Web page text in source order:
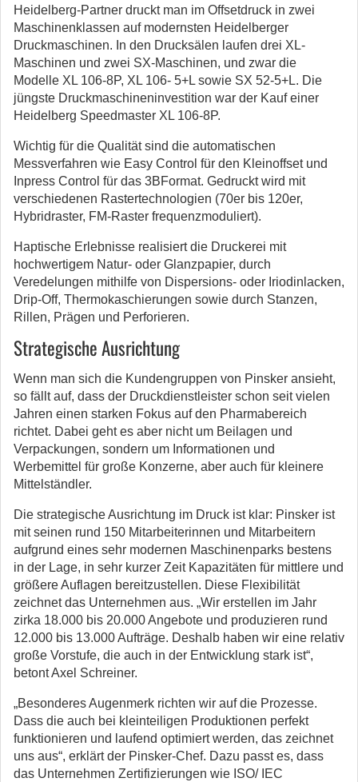
Heidelberg-Partner druckt man im Offsetdruck in zwei
Maschinenklassen auf modernsten Heidelberger
Druckmaschinen. In den Drucksälen laufen drei XL-
Maschinen und zwei SX-Maschinen, und zwar die
Modelle XL 106-8P, XL 106- 5+L sowie SX 52-5+L. Die
jüngste Druckmaschineninvestition war der Kauf einer
Heidelberg Speedmaster XL 106-8P.
Wichtig für die Qualität sind die automatischen
Messverfahren wie Easy Control für den Kleinoffset und
Inpress Control für das 3BFormat. Gedruckt wird mit
verschiedenen Rastertechnologien (70er bis 120er,
Hybridraster, FM-Raster frequenzmoduliert).
Haptische Erlebnisse realisiert die Druckerei mit
hochwertigem Natur- oder Glanzpapier, durch
Veredelungen mithilfe von Dispersions- oder Iriodinlacken,
Drip-Off, Thermokaschierungen sowie durch Stanzen,
Rillen, Prägen und Perforieren.
Strategische Ausrichtung
Wenn man sich die Kundengruppen von Pinsker ansieht,
so fällt auf, dass der Druckdienstleister schon seit vielen
Jahren einen starken Fokus auf den Pharmabereich
richtet. Dabei geht es aber nicht um Beilagen und
Verpackungen, sondern um Informationen und
Werbemittel für große Konzerne, aber auch für kleinere
Mittelständler.
Die strategische Ausrichtung im Druck ist klar: Pinsker ist
mit seinen rund 150 Mitarbeiterinnen und Mitarbeitern
aufgrund eines sehr modernen Maschinenparks bestens
in der Lage, in sehr kurzer Zeit Kapazitäten für mittlere und
größere Auflagen bereitzustellen. Diese Flexibilität
zeichnet das Unternehmen aus. „Wir erstellen im Jahr
zirka 18.000 bis 20.000 Angebote und produzieren rund
12.000 bis 13.000 Aufträge. Deshalb haben wir eine relativ
große Vorstufe, die auch in der Entwicklung stark ist“,
betont Axel Schreiner.
„Besonderes Augenmerk richten wir auf die Prozesse.
Dass die auch bei kleinteiligen Produktionen perfekt
funktionieren und laufend optimiert werden, das zeichnet
uns aus“, erklärt der Pinsker-Chef. Dazu passt es, dass
das Unternehmen Zertifizierungen wie ISO/ IEC